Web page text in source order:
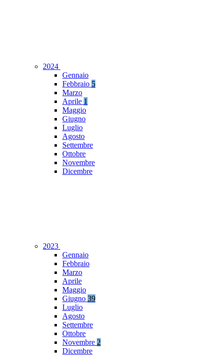
2024
Gennaio
Febbraio 5
Marzo
Aprile 1
Maggio
Giugno
Luglio
Agosto
Settembre
Ottobre
Novembre
Dicembre
2023
Gennaio
Febbraio
Marzo
Aprile
Maggio
Giugno 39
Luglio
Agosto
Settembre
Ottobre
Novembre 2
Dicembre